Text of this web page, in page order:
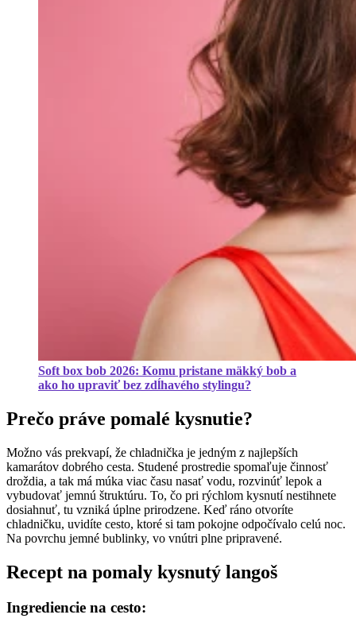
Soft box bob 2026: Komu pristane mäkký bob a
ako ho upraviť bez zdĺhavého stylingu?
Prečo práve pomalé kysnutie?
Možno vás prekvapí, že chladnička je jedným z najlepších
kamarátov dobrého cesta. Studené prostredie spomaľuje činnosť
droždia, a tak má múka viac času nasať vodu, rozvinúť lepok a
vybudovať jemnú štruktúru. To, čo pri rýchlom kysnutí nestihnete
dosiahnuť, tu vzniká úplne prirodzene. Keď ráno otvoríte
chladničku, uvidíte cesto, ktoré si tam pokojne odpočívalo celú noc.
Na povrchu jemné bublinky, vo vnútri plne pripravené.
Recept na pomaly kysnutý langoš
Ingrediencie na cesto: